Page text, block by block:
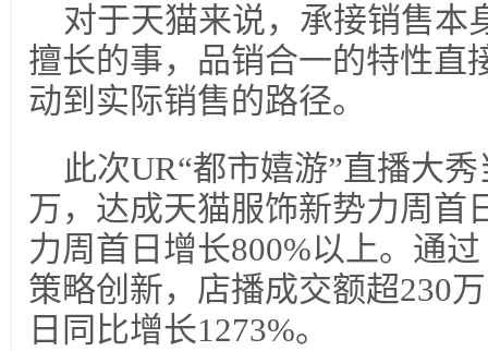
对于天猫来说，承接销售本
擅长的事，品销合一的特性直
动到实际销售的路径。
此次UR“都市嬉游”直播大
万，达成天猫服饰新势力周首
力周首日增长800%以上。通
策略创新，店播成交额超230
日同比增长1273%。